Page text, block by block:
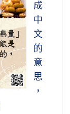
成
中
文
的
意
思
，